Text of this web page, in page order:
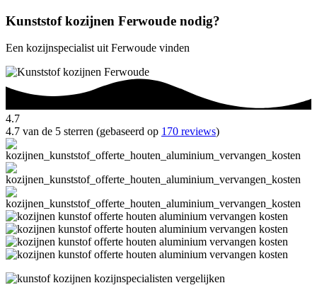
Kunststof kozijnen Ferwoude nodig?
Een kozijnspecialist uit Ferwoude vinden
4.7
4.7 van de 5 sterren (gebaseerd op 170 reviews)